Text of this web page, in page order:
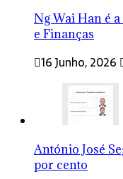
Ng Wai Han é
e Finanças
16 Junho, 2026
António José
por cento